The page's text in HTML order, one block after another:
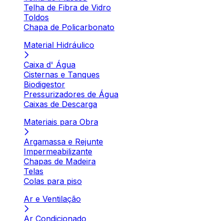
Telha de Fibra de Vidro
Toldos
Chapa de Policarbonato
Material Hidráulico
Caixa d' Água
Cisternas e Tanques
Biodigestor
Pressurizadores de Água
Caixas de Descarga
Materiais para Obra
Argamassa e Rejunte
Impermeabilizante
Chapas de Madeira
Telas
Colas para piso
Ar e Ventilação
Ar Condicionado